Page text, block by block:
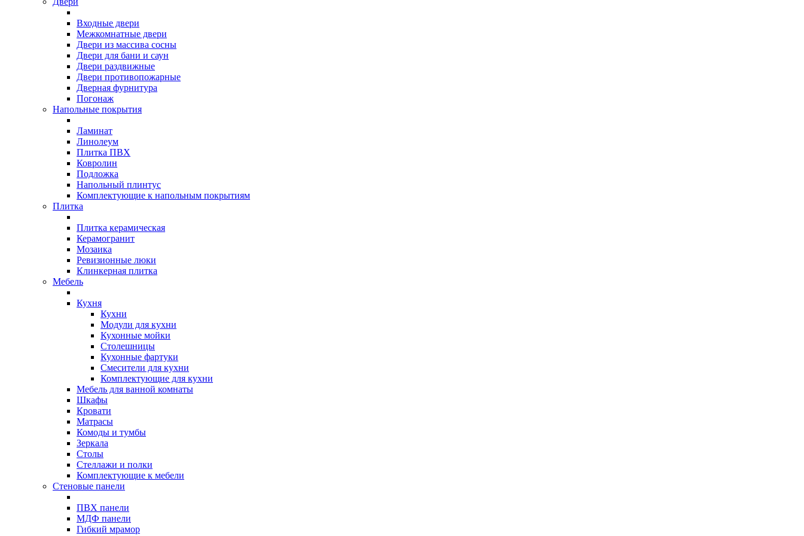
Входные двери
Межкомнатные двери
Двери из массива сосны
Двери для бани и саун
Двери раздвижные
Двери противопожарные
Дверная фурнитура
Погонаж
Напольные покрытия
Ламинат
Линолеум
Плитка ПВХ
Ковролин
Подложка
Напольный плинтус
Комплектующие к напольным покрытиям
Плитка
Плитка керамическая
Керамогранит
Мозаика
Ревизионные люки
Клинкерная плитка
Мебель
Кухня
Кухни
Модули для кухни
Кухонные мойки
Столешницы
Кухонные фартуки
Смесители для кухни
Комплектующие для кухни
Мебель для ванной комнаты
Шкафы
Кровати
Матрасы
Комоды и тумбы
Зеркала
Столы
Стеллажи и полки
Комплектующие к мебели
Стеновые панели
ПВХ панели
МДФ панели
Гибкий мрамор